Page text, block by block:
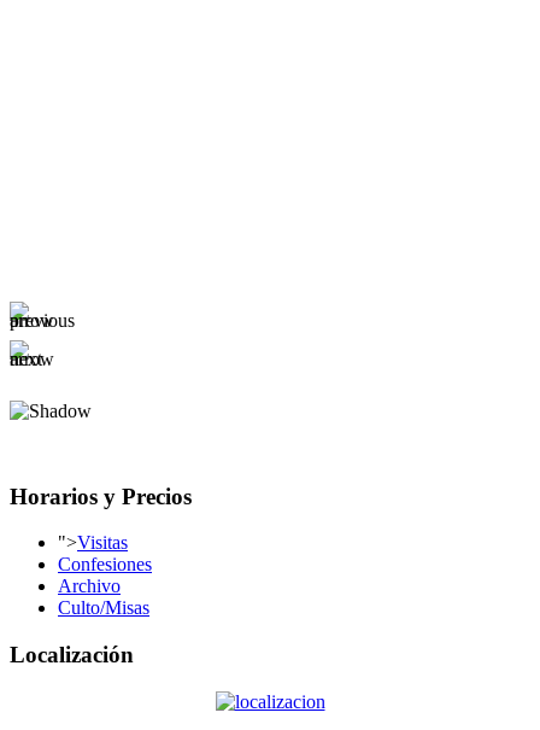
Horarios y Precios
">Visitas
Confesiones
Archivo
Culto/Misas
Localización